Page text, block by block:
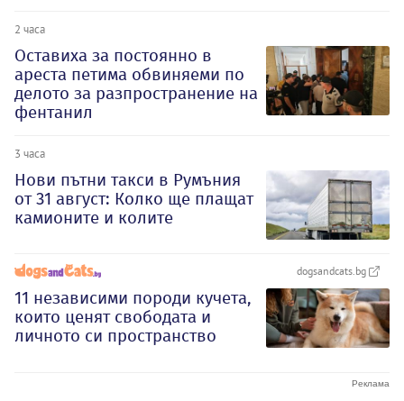
2 часа
Оставиха за постоянно в
ареста петима обвиняеми по
делото за разпространение на
фентанил
3 часа
Нови пътни такси в Румъния
от 31 август: Колко ще плащат
камионите и колите
dogsandcats.bg
11 независими породи кучета,
които ценят свободата и
личното си пространство